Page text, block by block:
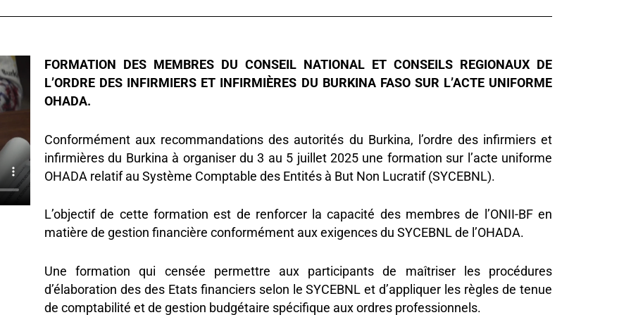
FORMATION DES MEMBRES DU CONSEIL NATIONAL ET CONSEILS REGIONAUX DE
L’ORDRE DES INFIRMIERS ET INFIRMIÈRES DU BURKINA FASO SUR L’ACTE UNIFORME
OHADA.
Conformément aux recommandations des autorités du Burkina, l’ordre des infirmiers et
infirmières du Burkina à organiser du 3 au 5 juillet 2025 une formation sur l’acte uniforme
OHADA relatif au Système Comptable des Entités à But Non Lucratif (SYCEBNL).
L’objectif de cette formation est de renforcer la capacité des membres de l’ONII-BF en
matière de gestion financière conformément aux exigences du SYCEBNL de l’OHADA.
Une formation qui censée permettre aux participants de maîtriser les procédures
d’élaboration des des Etats financiers selon le SYCEBNL et d’appliquer les règles de tenue
de comptabilité et de gestion budgétaire spécifique aux ordres professionnels.